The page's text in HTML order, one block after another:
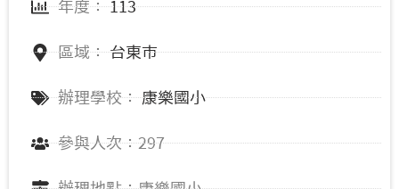
年度： 113
區域： 台東市
辦理學校： 康樂國小
參與人次：297